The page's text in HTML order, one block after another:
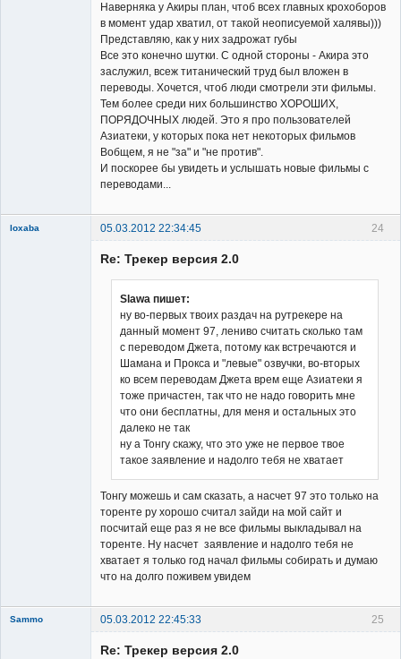
Наверняка у Акиры план, чтоб всех главных крохоборов
в момент удар хватил, от такой неописуемой халявы)))
Представляю, как у них задрожат губы
Все это конечно шутки. С одной стороны - Акира это
заслужил, всеж титанический труд был вложен в
переводы. Хочется, чтоб люди смотрели эти фильмы.
Тем более среди них большинство ХОРОШИХ,
ПОРЯДОЧНЫХ людей. Это я про пользователей
Азиатеки, у которых пока нет некоторых фильмов
Вобщем, я не "за" и "не против".
И поскорее бы увидеть и услышать новые фильмы с
переводами...
24
loxaba
05.03.2012 22:34:45
Re: Трекер версия 2.0
Slawa пишет:
ну во-первых твоих раздач на рутрекере на
данный момент 97, лениво считать сколько там
с переводом Джета, потому как встречаются и
Шамана и Прокса и "левые" озвучки, во-вторых
ко всем переводам Джета врем еще Азиатеки я
тоже причастен, так что не надо говорить мне
что они бесплатны, для меня и остальных это
далеко не так
ну а Тонгу скажу, что это уже не первое твое
такое заявление и надолго тебя не хватает
Тонгу можешь и сам сказать, а насчет 97 это только на
торенте ру хорошо считал зайди на мой сайт и
посчитай еще раз я не все фильмы выкладывал на
торенте. Ну насчет заявление и надолго тебя не
хватает я только год начал фильмы собирать и думаю
что на долго поживем увидем
25
Sammo
05.03.2012 22:45:33
Re: Трекер версия 2.0